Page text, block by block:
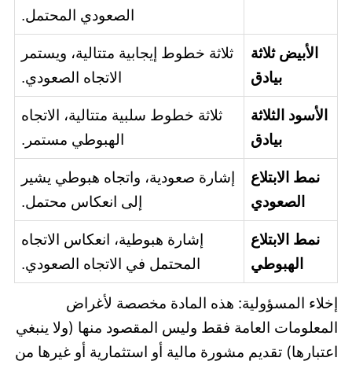
الصعودي المحتمل.
الأبيض ثلاثة
بيادق
ثلاثة خطوط إيجابية متتالية، ويستمر
الاتجاه الصعودي.
الأسود الثلاثة
بيادق
ثلاثة خطوط سلبية متتالية، الاتجاه
الهبوطي مستمر.
نمط الابتلاع
الصعودي
إشارة صعودية، واتجاه هبوطي يشير
إلى انعكاس محتمل.
نمط الابتلاع
الهبوطي
إشارة هبوطية، انعكاس الاتجاه
المحتمل في الاتجاه الصعودي.
إخلاء المسؤولية: هذه المادة مخصصة لأغراض
المعلومات العامة فقط وليس المقصود منها (ولا ينبغي
اعتبارها) تقديم مشورة مالية أو استثمارية أو غيرها من